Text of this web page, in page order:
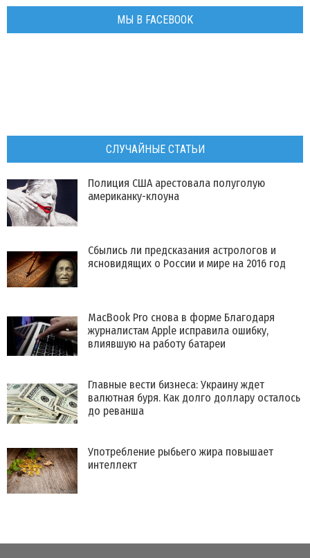
МЫ В FACEBOOK
СЛУЧАЙНЫЕ СТАТЬИ
​Полиция США арестовала полуголую
американку-клоуна
Сбылись ли предсказания астрологов и
ясновидящих о России и мире на 2016 год
MacBook Pro снова в форме Благодаря
журналистам Apple исправила ошибку,
влиявшую на работу батареи
Главные вести бизнеса: Украину ждет
валютная буря. Как долго доллару осталось
до реванша
Употребление рыбьего жира повышает
интеллект